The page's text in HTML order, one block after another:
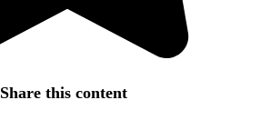
Share this content